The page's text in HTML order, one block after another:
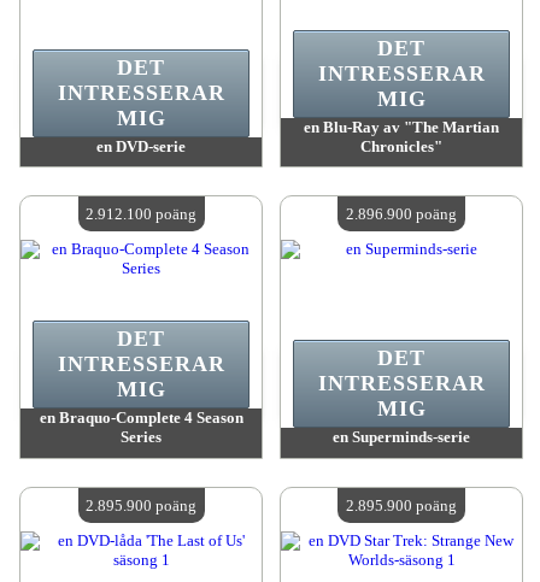
en DVD-serie
Antal tillgängliga:4
DET
INTRESSERAR
MIG
en Blu-Ray av "The Martian
Chronicles"
Antal tillgängliga:4
DET
INTRESSERAR
MIG
en Braquo-Complete 4 Season
Series
Antal tillgängliga:4
DET
INTRESSERAR
MIG
2.912.100 poäng
en Superminds-serie
Antal tillgängliga:4
DET
INTRESSERAR
MIG
2.896.900 poäng
2.895.900 poäng 2.895.900 poäng